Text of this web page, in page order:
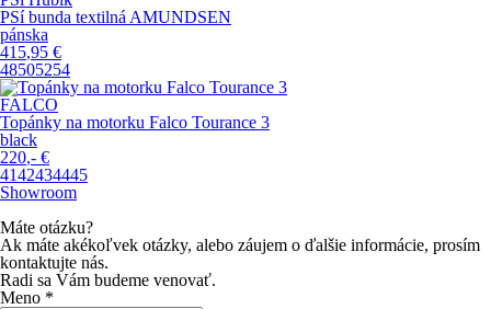
PSí bunda textilná AMUNDSEN
pánska
415,95 €
48505254
FALCO
Topánky na motorku Falco Tourance 3
black
220,- €
4142434445
Showroom
Máte otázku?
Ak máte akékoľvek otázky, alebo záujem o ďalšie informácie, prosím
kontaktujte nás.
Radi sa Vám budeme venovať.
Meno *